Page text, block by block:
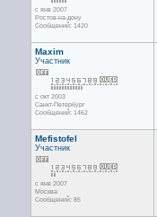
с янв 2007
Ростов-на-дону
Сообщений: 1420
Maxim
Участник
с окт 2003
Санкт-Петербург
Сообщений: 1462
Mefistofel
Участник
с янв 2007
Москва
Сообщений: 85